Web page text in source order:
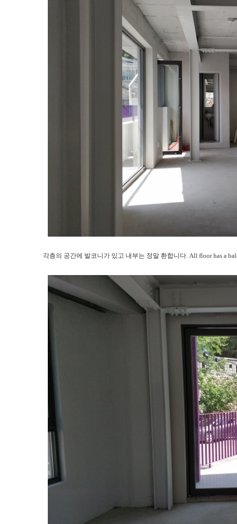
각층의 공간에 발코니가 있고 내부는 정말 환합니다. All floor has a